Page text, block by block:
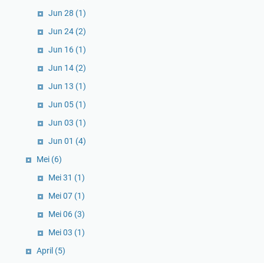
Jun 28 (1)
Jun 24 (2)
Jun 16 (1)
Jun 14 (2)
Jun 13 (1)
Jun 05 (1)
Jun 03 (1)
Jun 01 (4)
Mei (6)
Mei 31 (1)
Mei 07 (1)
Mei 06 (3)
Mei 03 (1)
April (5)